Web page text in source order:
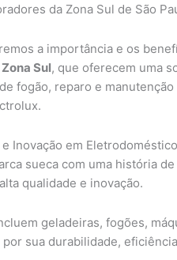
da Zona Sul de São
a importância e os
Sul, que oferecem uma
fogão, reparo e
Inovação em
sueca com uma história
qualidade e inovação.
geladeiras, fogões,
sua durabilidade,